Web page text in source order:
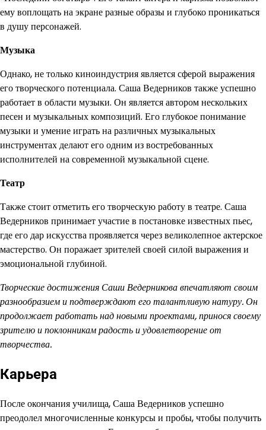
ему воплощать на экране разные образы и глубоко проникаться
в душу персонажей.
Музыка
Однако, не только киноиндустрия является сферой выражения
его творческого потенциала. Саша Ведерников также успешно
работает в области музыки. Он является автором нескольких
песен и музыкальных композиций. Его глубокое понимание
музыки и умение играть на различных музыкальных
инструментах делают его одним из востребованных
исполнителей на современной музыкальной сцене.
Театр
Также стоит отметить его творческую работу в театре. Саша
Ведерников принимает участие в постановке известных пьес,
где его дар искусства проявляется через великолепное актерское
мастерство. Он поражает зрителей своей силой выражения и
эмоциональной глубиной.
Творческие достижения Саши Ведерникова впечатляют своим
разнообразием и подтверждают его талантливую натуру. Он
продолжает работать над новыми проектами, принося своему
зрителю и поклонникам радость и удовлетворение от
творчества.
Карьера
После окончания училища, Саша Ведерников успешно
преодолел многочисленные конкурсы и пробы, чтобы получить